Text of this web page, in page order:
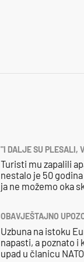
"I DALJE SU PLESALI,
Turisti mu zapalili
nestalo je 50
ja ne možemo oka
OBAVJEŠTAJNO
Uzbuna na istoku
napasti, a poznato i
upad u članicu